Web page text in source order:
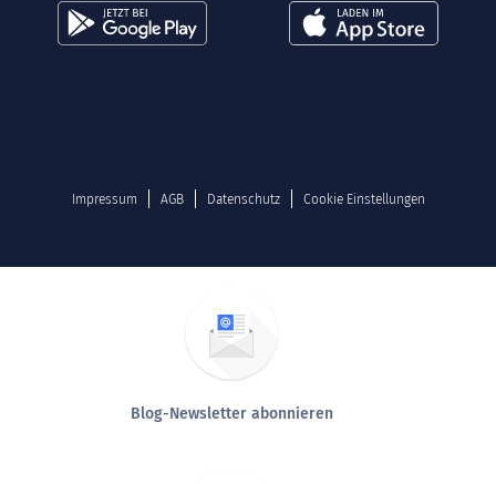
Impressum AGB Datenschutz Cookie Einstellungen
Blog-Newsletter abonnieren